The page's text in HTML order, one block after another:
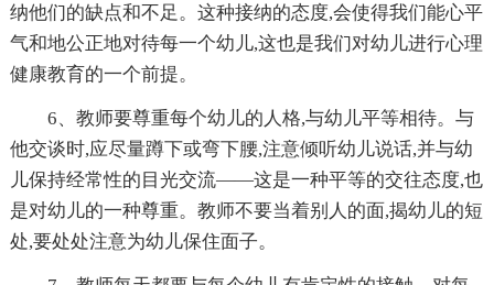
纳他们的缺点和不足。这种接纳的态度,会使得我们能心平
气和地公正地对待每一个幼儿,这也是我们对幼儿进行心理
健康教育的一个前提。
6、教师要尊重每个幼儿的人格,与幼儿平等相待。与
他交谈时,应尽量蹲下或弯下腰,注意倾听幼儿说话,并与幼
儿保持经常性的目光交流——这是一种平等的交往态度,也
是对幼儿的一种尊重。教师不要当着别人的面,揭幼儿的短
处,要处处注意为幼儿保住面子。